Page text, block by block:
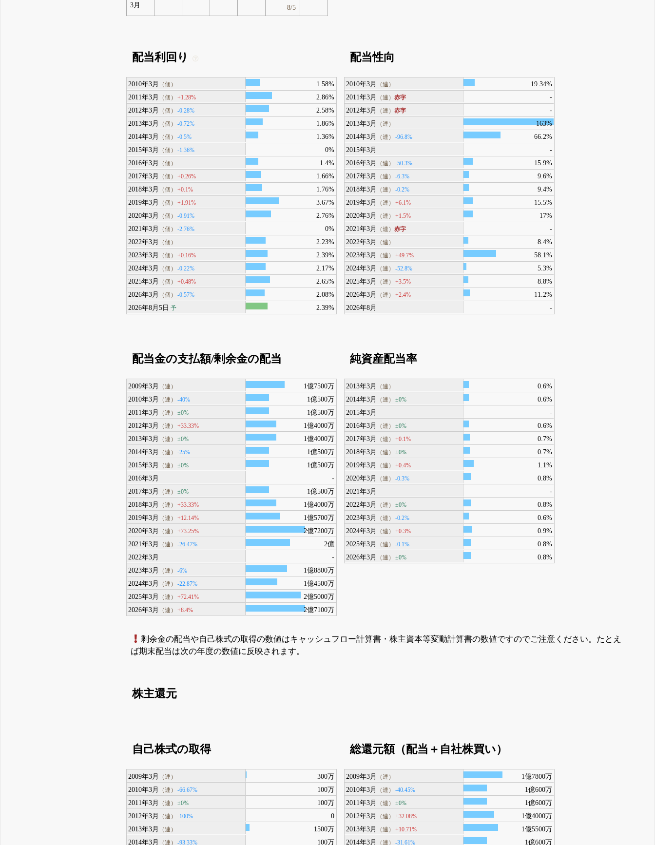
3月
8/5
配当利回り
2010年3月 （個）
1.58%
2011年3月
（個） +1.28%
2.86%
2012年3月
（個） -0.28%
2.58%
2013年3月
（個） -0.72%
1.86%
2014年3月
（個） -0.5%
1.36%
2015年3月
（個） -1.36%
0%
2016年3月
（個）
1.4%
2017年3月
（個） +0.26%
1.66%
2018年3月
（個） +0.1%
1.76%
2019年3月
（個） +1.91%
3.67%
2020年3月
（個） -0.91%
2.76%
2021年3月
（個） -2.76%
0%
2022年3月
（個）
2.23%
2023年3月
（個） +0.16%
2.39%
2024年3月
（個） -0.22%
2.17%
2025年3月
（個） +0.48%
2.65%
2026年3月
（個） -0.57%
2.08%
2026年8月5日 予 2.39%
配当性向
2010年3月 （連）
19.34%
2011年3月
（連）赤字
-
2012年3月
（連）赤字
-
2013年3月
（連）
163%
2014年3月
（連） -96.8%
66.2%
2015年3月
-
2016年3月
（連） -50.3%
15.9%
2017年3月
（連） -6.3%
9.6%
2018年3月
（連） -0.2%
9.4%
2019年3月
（連） +6.1%
15.5%
2020年3月
（連） +1.5%
17%
2021年3月
（連）赤字
-
2022年3月
（連）
8.4%
2023年3月
（連） +49.7%
58.1%
2024年3月
（連） -52.8%
5.3%
2025年3月
（連） +3.5%
8.8%
2026年3月
（連） +2.4%
11.2%
2026年8月
-
配当金の支払額/剰余金の配当
2009年3月 （連）
1億7500万
2010年3月
（連） -40%
1億500万
2011年3月
（連） ±0%
1億500万
2012年3月
（連） +33.33%
1億4000万
2013年3月
（連） ±0%
1億4000万
2014年3月
（連） -25%
1億500万
2015年3月
（連） ±0%
1億500万
2016年3月
-
2017年3月
（連） ±0%
1億500万
2018年3月
（連） +33.33%
1億4000万
2019年3月
（連） +12.14%
1億5700万
2020年3月
（連） +73.25%
2億7200万
2021年3月
（連） -26.47%
2億
2022年3月
-
2023年3月
（連） -6%
1億8800万
2024年3月
（連） -22.87%
1億4500万
2025年3月
（連） +72.41%
2億5000万
2026年3月
（連） +8.4% 2億7100万
純資産配当率
2013年3月 （連）
0.6%
2014年3月
（連） ±0%
0.6%
2015年3月
-
2016年3月
（連） ±0%
0.6%
2017年3月
（連） +0.1%
0.7%
2018年3月
（連） ±0%
0.7%
2019年3月
（連） +0.4%
1.1%
2020年3月
（連） -0.3%
0.8%
2021年3月
-
2022年3月
（連） ±0%
0.8%
2023年3月
（連） -0.2%
0.6%
2024年3月
（連） +0.3%
0.9%
2025年3月
（連） -0.1%
0.8%
2026年3月
（連） ±0% 0.8%
剰余金の配当や自己株式の取得の数値はキャッシュフロー計算書・株主資本等変動計算書の数値ですのでご注意ください。たとえ
ば期末配当は次の年度の数値に反映されます。
株主還元
自己株式の取得
2009年3月 （連）
300万
2010年3月
（連） -66.67%
100万
2011年3月
（連） ±0%
100万
2012年3月
（連） -100%
0
2013年3月
（連）
1500万
2014年3月
（連） -93.33% 100万
総還元額（配当＋自社株買い）
2009年3月 （連）
1億7800万
2010年3月
（連） -40.45%
1億600万
2011年3月
（連） ±0%
1億600万
2012年3月
（連） +32.08%
1億4000万
2013年3月
（連） +10.71%
1億5500万
2014年3月
（連） -31.61% 1億600万